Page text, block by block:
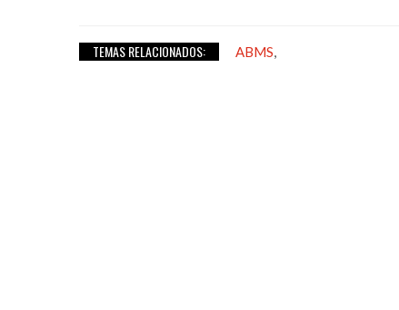
TEMAS RELACIONADOS: ABMS,